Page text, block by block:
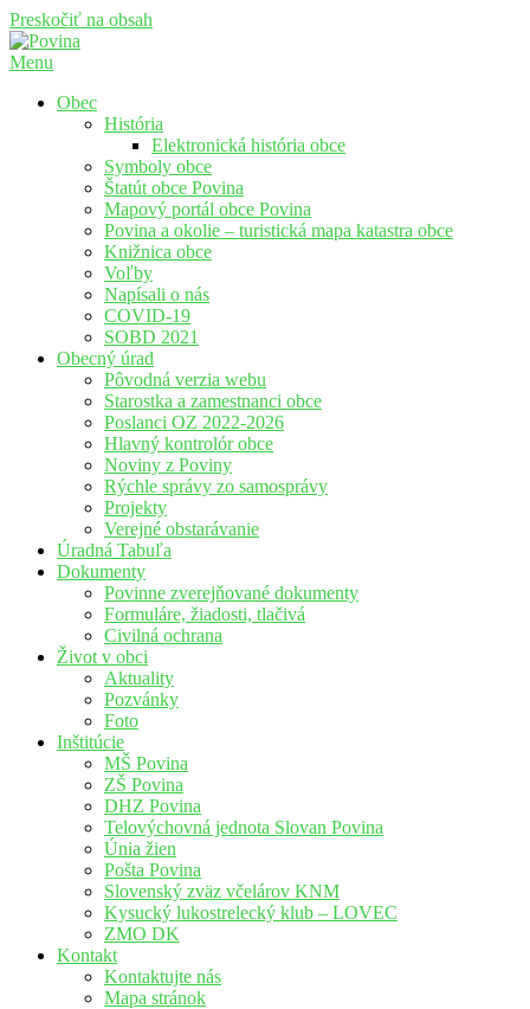
Preskočiť na obsah
Menu
Obec
História
Elektronická história obce
Symboly obce
Štatút obce Povina
Mapový portál obce Povina
Povina a okolie – turistická mapa katastra obce
Knižnica obce
Voľby
Napísali o nás
COVID-19
SOBD 2021
Obecný úrad
Pôvodná verzia webu
Starostka a zamestnanci obce
Poslanci OZ 2022-2026
Hlavný kontrolór obce
Noviny z Poviny
Rýchle správy zo samosprávy
Projekty
Verejné obstarávanie
Úradná Tabuľa
Dokumenty
Povinne zverejňované dokumenty
Formuláre, žiadosti, tlačivá
Civilná ochrana
Život v obci
Aktuality
Pozvánky
Foto
Inštitúcie
MŠ Povina
ZŠ Povina
DHZ Povina
Telovýchovná jednota Slovan Povina
Únia žien
Pošta Povina
Slovenský zväz včelárov KNM
Kysucký lukostrelecký klub – LOVEC
ZMO DK
Kontakt
Kontaktujte nás
Mapa stránok